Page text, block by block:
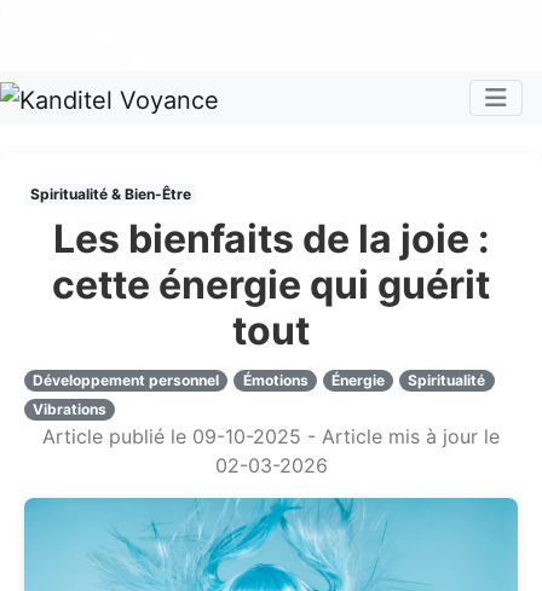
Spiritualité & Bien-Être
Les bienfaits de la joie :
cette énergie qui guérit
tout
Développement personnel Émotions Énergie
Spiritualité
Vibrations
Article publié le 09-10-2025 - Article mis à jour le
02-03-2026